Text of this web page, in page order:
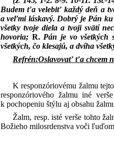
Budem ťa velebiť každý deň a
a veľmi láskavý. Dobrý je Pán
všetky tvoje diela a tvoji svätí
hovoria; R. Pán je vo všetkých
všetkých, čo klesajú, a dvíha
Refrén:Oslavovať ťa chcem
K responzóriovému žalmu
responzóriového žalmu iné
k pochopeniu štýlu aj obsahu
Žalm, resp. isté verše tohto
Božieho milosrdenstva voči